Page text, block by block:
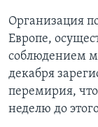
Организация
Европе,
соблюдением
декабря
перемирия,
неделю до